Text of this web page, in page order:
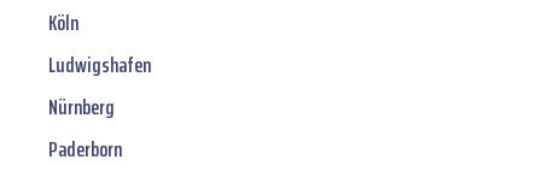
Köln
Ludwigshafen
Nürnberg
Paderborn